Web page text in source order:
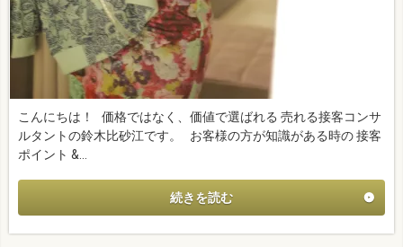
こんにちは！ 価格ではなく、価値で選ばれる 売れる接客コンサ
ルタントの鈴木比砂江です。 お客様の方が知識がある時の 接客
ポイント &…
続きを読む